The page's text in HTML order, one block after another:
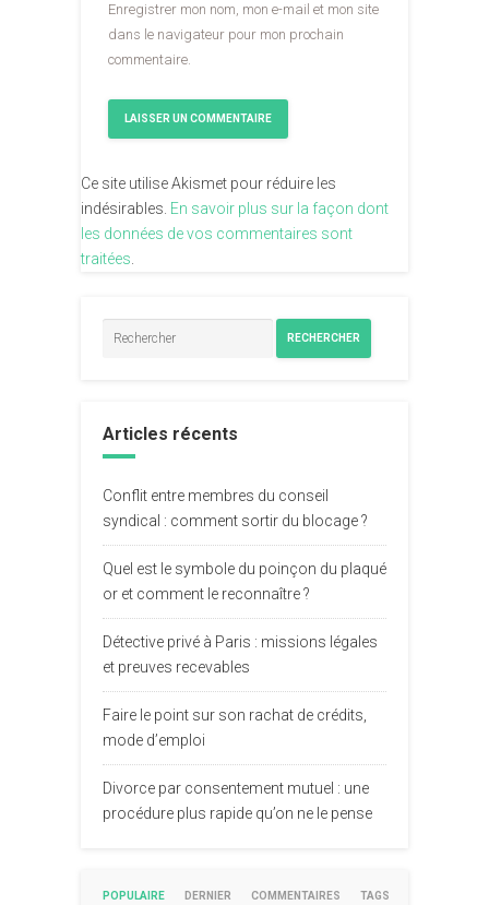
Enregistrer mon nom, mon e-mail et mon site
dans le navigateur pour mon prochain
commentaire.
Ce site utilise Akismet pour réduire les
indésirables. En savoir plus sur la façon dont
les données de vos commentaires sont
traitées.
RECHERCHER
Articles récents
Conflit entre membres du conseil
syndical : comment sortir du blocage ?
Quel est le symbole du poinçon du plaqué
or et comment le reconnaître ?
Détective privé à Paris : missions légales
et preuves recevables
Faire le point sur son rachat de crédits,
mode d’emploi
Divorce par consentement mutuel : une
procédure plus rapide qu’on ne le pense
POPULAIRE DERNIER COMMENTAIRES TAGS